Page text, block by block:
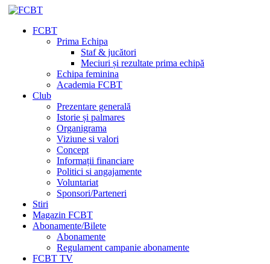
FCBT
Prima Echipa
Staf & jucători
Meciuri și rezultate prima echipă
Echipa feminina
Academia FCBT
Club
Prezentare generală
Istorie și palmares
Organigrama
Viziune si valori
Concept
Informații financiare
Politici si angajamente
Voluntariat
Sponsori/Parteneri
Stiri
Magazin FCBT
Abonamente/Bilete
Abonamente
Regulament campanie abonamente
FCBT TV